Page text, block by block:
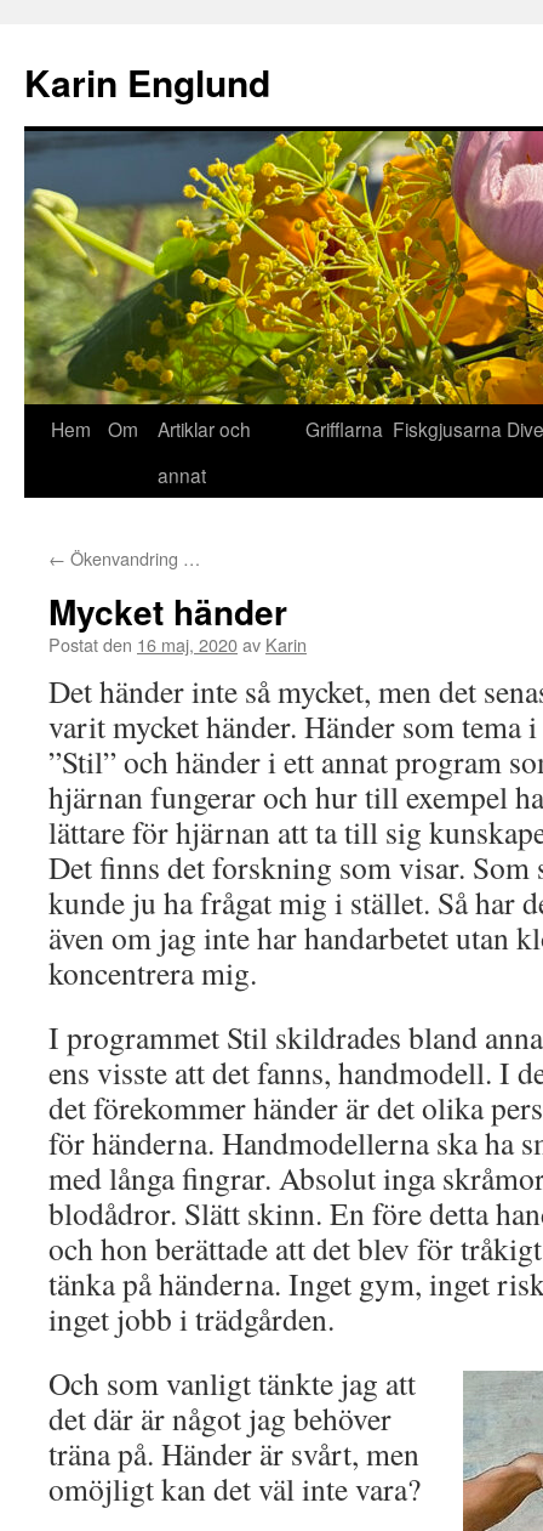
innehåll
Karin Englund
Hem Om
Artiklar och
annat
Grifflarna Fiskgjusarna
← Ökenvandring …
Mycket händer
Postat den 16 maj, 2020av Karin
Det händer inte så mycket, men det
varit mycket händer. Händer som tema
”Stil” och händer i ett annat program
hjärnan fungerar och hur till exempel
lättare för hjärnan att ta till sig
Det finns det forskning som visar. Som
kunde ju ha frågat mig i stället. Så har
även om jag inte har handarbetet utan
koncentrera mig.
I programmet Stil skildrades bland
ens visste att det fanns, handmodell. I
det förekommer händer är det olika
för händerna. Handmodellerna ska ha
med långa fingrar. Absolut inga
blodådror. Slätt skinn. En före detta
och hon berättade att det blev för
tänka på händerna. Inget gym, inget
inget jobb i trädgården.
Och som vanligt tänkte jag att
det där är något jag behöver
träna på. Händer är svårt, men
omöjligt kan det väl inte vara?